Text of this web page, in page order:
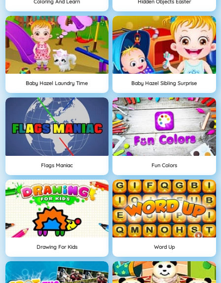
Baby Hazel Laundry Time Baby Hazel Sibling Surprise
Flags Maniac Fun Colors
Drawing For Kids Word Up